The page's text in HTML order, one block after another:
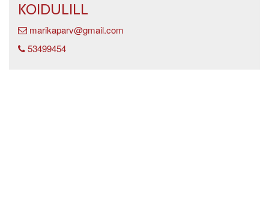
KOIDULILL
marikaparv@gmail.com
53499454